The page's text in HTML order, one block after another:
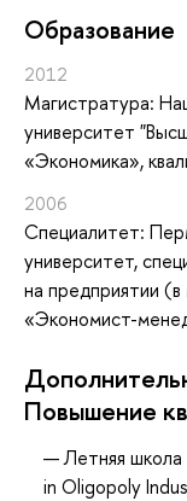
Oбразование
2012
Магистратура:
университет
«Экономика»,
2006
Специалитет:
университет,
на предприятии
«Экономист-
Повышение
Летняя школа
in Oligopoly